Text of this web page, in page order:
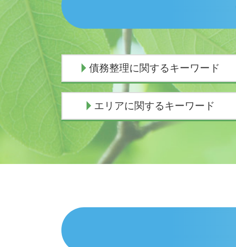
債務整理に関するキーワード
個人再生 スケジュール
債務整理とは
個人再生 デメリット
債務整理 デメリット
任意整理 流れ
債務整理とは 個人
エリアに関するキーワード
交通事故 弁護士 熱海市
相続 弁護士 伊東市
相続 弁護士 富士市
交通事故 弁護士 伊東市